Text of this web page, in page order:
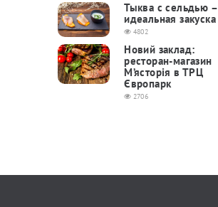
Тыква с сельдью –
идеальная закуска
4802
Новий заклад:
ресторан-магазин
М’ясторія в ТРЦ
Європарк
2706